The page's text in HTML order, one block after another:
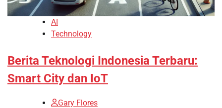
AI
Technology
Berita Teknologi Indonesia Terbaru:
Smart City dan IoT
Gary Flores